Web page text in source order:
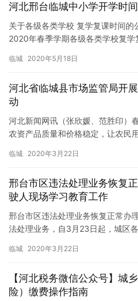
河北邢台临城中小学开学时间
关于各级各类学校 复学复课时间
2020年春季学期各级各类学校复
临城 2020年5月18日
河北省临城县市场监管局开
动
河北新闻网讯（张欣媛、范胜印）
农资产品质量和价格稳定，让农民
围内开…
临城 2020年3月22日
邢台市区违法处理业务恢复
驶人现场学习教育工作
邢台市区违法处理业务恢复正常办
法处理业务，自3月23日起，城区
临城 2020年3月22日
【河北税务微信公众号】城
险）缴费操作指南